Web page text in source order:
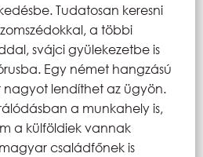
Tudatosan keresni
a többi
svájci gyülekezetbe is
Egy német hangzású
nagyot lendíthet az ügyön.
a munkahely is,
a külföldiek vannak
családfőnek is